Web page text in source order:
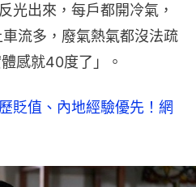
光出來，每戶都開冷氣，
流多，廢氣熱氣都沒法疏
感就40度了」。
貶值、內地經驗優先！網